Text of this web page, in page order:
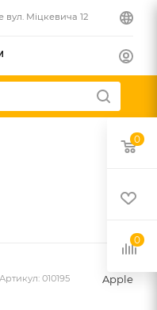
вул. Міцкевича 12
Артикул: 010195 Apple
0
0